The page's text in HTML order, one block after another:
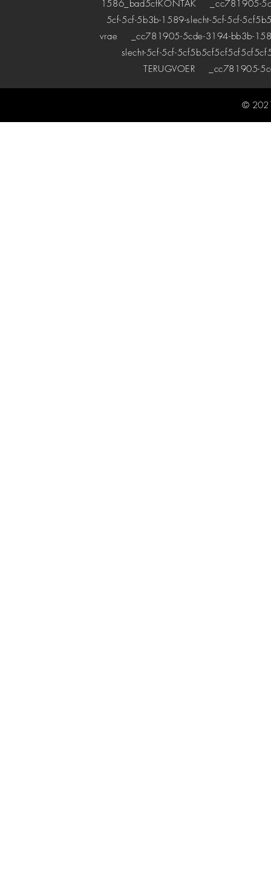
1586_bad5cfKONTAK _cc781905-
5cf-5cf-5b3b-1589-slecht-5cf-5cf-
vrae _cc781905-5cde-3194-bb3b-
slecht-5cf-5cf-
TERUGVOER _cc781905-
©